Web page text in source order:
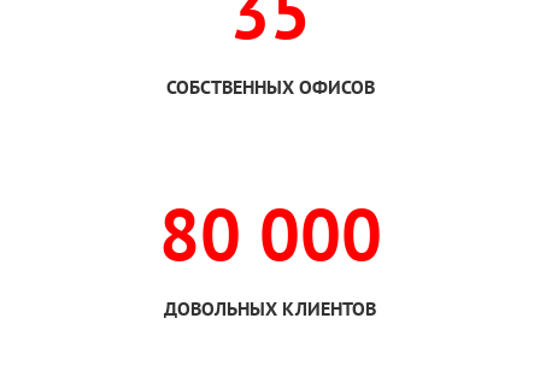
СОБСТВЕННЫХ ОФИСОВ
80 000
ДОВОЛЬНЫХ КЛИЕНТОВ